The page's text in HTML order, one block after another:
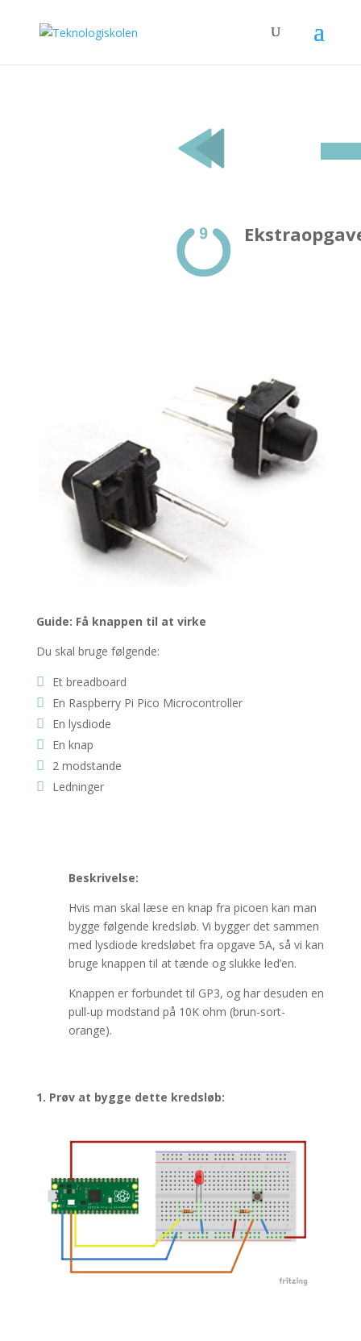
Guide: Få knappen til at virke
Du skal bruge følgende:
Et breadboard
En Raspberry Pi Pico Microcontroller
En lysdiode
En knap
2 modstande
Ledninger
Beskrivelse:
Hvis man skal læse en knap fra picoen kan man
bygge følgende kredsløb. Vi bygger det sammen
med lysdiode kredsløbet fra opgave 5A, så vi kan
bruge knappen til at tænde og slukke led’en.
Knappen er forbundet til GP3, og har desuden en
pull-up modstand på 10K ohm (brun-sort-
orange).
1. Prøv at bygge dette kredsløb: